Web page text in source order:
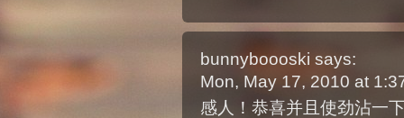
bunnyboooski says:
Mon, May 17, 2010 at
感人！恭喜并且使劲沾一